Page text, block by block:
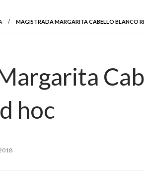
MAGISTRADA MARGARITA CABELLO BLANCO
hoc